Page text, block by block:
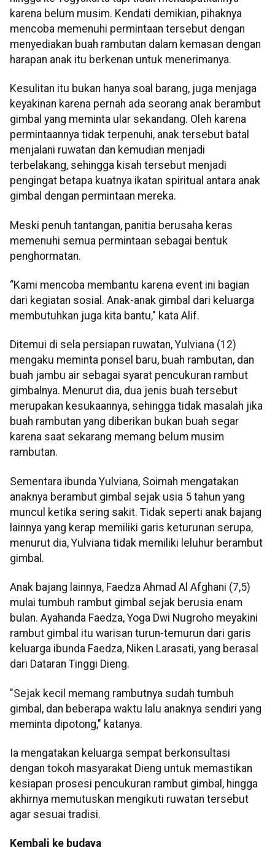
karena belum musim. Kendati demikian, pihaknya
mencoba memenuhi permintaan tersebut dengan
menyediakan buah rambutan dalam kemasan dengan
harapan anak itu berkenan untuk menerimanya.
Kesulitan itu bukan hanya soal barang, juga menjaga
keyakinan karena pernah ada seorang anak berambut
gimbal yang meminta ular sekandang. Oleh karena
permintaannya tidak terpenuhi, anak tersebut batal
menjalani ruwatan dan kemudian menjadi
terbelakang, sehingga kisah tersebut menjadi
pengingat betapa kuatnya ikatan spiritual antara anak
gimbal dengan permintaan mereka.
Meski penuh tantangan, panitia berusaha keras
memenuhi semua permintaan sebagai bentuk
penghormatan.
“Kami mencoba membantu karena event ini bagian
dari kegiatan sosial. Anak-anak gimbal dari keluarga
membutuhkan juga kita bantu," kata Alif.
Ditemui di sela persiapan ruwatan, Yulviana (12)
mengaku meminta ponsel baru, buah rambutan, dan
buah jambu air sebagai syarat pencukuran rambut
gimbalnya. Menurut dia, dua jenis buah tersebut
merupakan kesukaannya, sehingga tidak masalah jika
buah rambutan yang diberikan bukan buah segar
karena saat sekarang memang belum musim
rambutan.
Sementara ibunda Yulviana, Soimah mengatakan
anaknya berambut gimbal sejak usia 5 tahun yang
muncul ketika sering sakit. Tidak seperti anak bajang
lainnya yang kerap memiliki garis keturunan serupa,
menurut dia, Yulviana tidak memiliki leluhur berambut
gimbal.
Anak bajang lainnya, Faedza Ahmad Al Afghani (7,5)
mulai tumbuh rambut gimbal sejak berusia enam
bulan. Ayahanda Faedza, Yoga Dwi Nugroho meyakini
rambut gimbal itu warisan turun-temurun dari garis
keluarga ibunda Faedza, Niken Larasati, yang berasal
dari Dataran Tinggi Dieng.
"Sejak kecil memang rambutnya sudah tumbuh
gimbal, dan beberapa waktu lalu anaknya sendiri yang
meminta dipotong," katanya.
Ia mengatakan keluarga sempat berkonsultasi
dengan tokoh masyarakat Dieng untuk memastikan
kesiapan prosesi pencukuran rambut gimbal, hingga
akhirnya memutuskan mengikuti ruwatan tersebut
agar sesuai tradisi.
Kembali ke budaya